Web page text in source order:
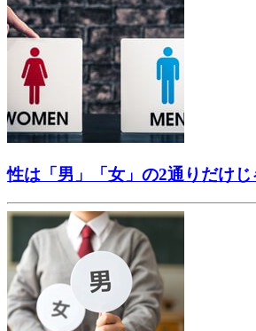
性は「男」「女」の2通りだけじ